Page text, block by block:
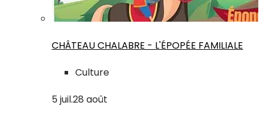
CHÂTEAU CHALABRE - L'ÉPOPÉE FAMILIALE
Culture
5 juil.28 août